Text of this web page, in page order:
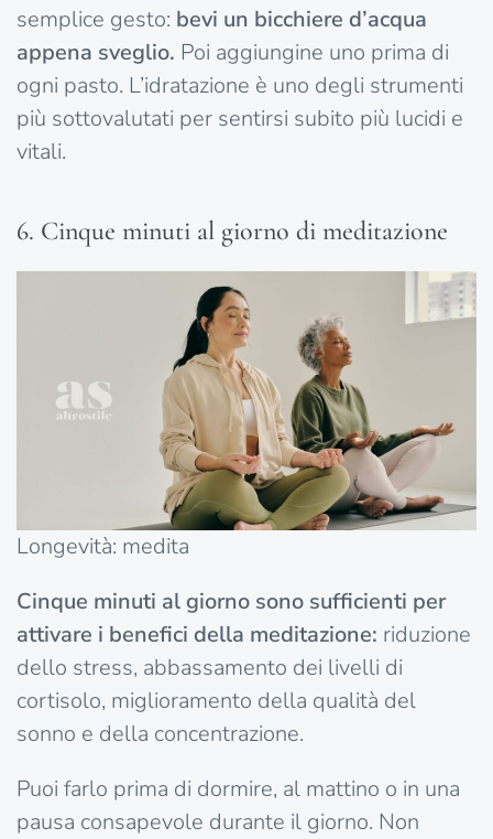
semplice gesto: bevi un bicchiere d’acqua
appena sveglio. Poi aggiungine uno prima di
ogni pasto. L’idratazione è uno degli strumenti
più sottovalutati per sentirsi subito più lucidi e
vitali.
6. Cinque minuti al giorno di meditazione
Longevità: medita
Cinque minuti al giorno sono sufficienti per
attivare i benefici della meditazione: riduzione
dello stress, abbassamento dei livelli di
cortisolo, miglioramento della qualità del
sonno e della concentrazione.
Puoi farlo prima di dormire, al mattino o in una
pausa consapevole durante il giorno. Non